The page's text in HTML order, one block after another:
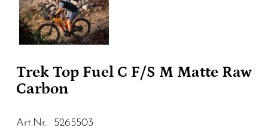
Trek Top Fuel C F/S M Matte Raw
Carbon
Art.Nr. 5265503